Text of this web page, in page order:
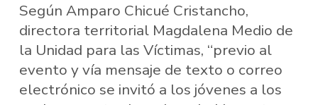
Según Amparo Chicué Cristancho,
directora territorial Magdalena Medio de
la Unidad para las Víctimas, “previo al
evento y vía mensaje de texto o correo
electrónico se invitó a los jóvenes a los